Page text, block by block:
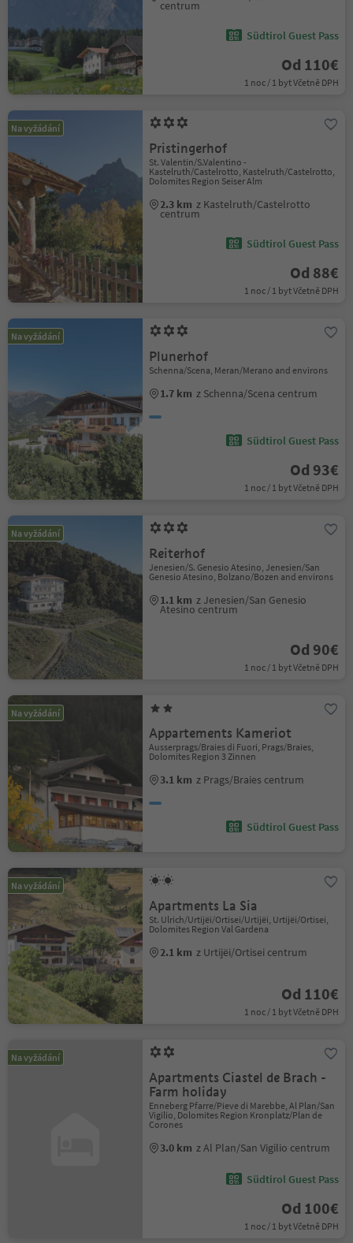
centrum
Südtirol Guest Pass
Od 110€
1 noc / 1 byt Včetně DPH
Na vyžádání
Pristingerhof
St. Valentin/S.Valentino -
Kastelruth/Castelrotto, Kastelruth/Castelrotto,
Dolomites Region Seiser Alm
2.3 km z Kastelruth/Castelrotto
centrum
Südtirol Guest Pass
Od 88€
1 noc / 1 byt Včetně DPH
Na vyžádání
Plunerhof
Schenna/Scena, Meran/Merano and environs
1.7 km z Schenna/Scena centrum
Südtirol Guest Pass
Od 93€
1 noc / 1 byt Včetně DPH
Na vyžádání
Reiterhof
Jenesien/S. Genesio Atesino, Jenesien/San
Genesio Atesino, Bolzano/Bozen and environs
1.1 km z Jenesien/San Genesio
Atesino centrum
Od 90€
1 noc / 1 byt Včetně DPH
Na vyžádání
Appartements Kameriot
Ausserprags/Braies di Fuori, Prags/Braies,
Dolomites Region 3 Zinnen
3.1 km z Prags/Braies centrum
Südtirol Guest Pass
Na vyžádání
Apartments La Sia
St. Ulrich/Urtijëi/Ortisei/Urtijëi, Urtijëi/Ortisei,
Dolomites Region Val Gardena
2.1 km z Urtijëi/Ortisei centrum
Od 110€
1 noc / 1 byt Včetně DPH
Na vyžádání
Apartments Ciastel de Brach -
Farm holiday
Enneberg Pfarre/Pieve di Marebbe, Al Plan/San
Vigilio, Dolomites Region Kronplatz/Plan de
Corones
3.0 km z Al Plan/San Vigilio centrum
Südtirol Guest Pass
Od 100€
1 noc / 1 byt Včetně DPH